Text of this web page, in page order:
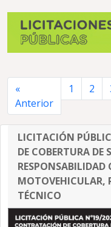
«
Anterior
1 2
LICITACIÓN
DE COBERTURA DE
MOTOVEHICULAR,
TÉCNICO